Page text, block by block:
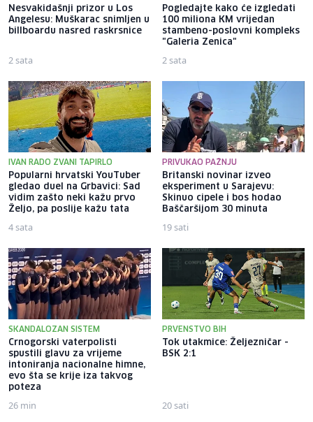
Nesvakidašnji prizor u Los
Angelesu: Muškarac snimljen u
billboardu nasred raskrsnice
2 sata
Pogledajte kako će izgledati
100 miliona KM vrijedan
stambeno-poslovni kompleks
"Galeria Zenica"
2 sata
IVAN RADO ZVANI TAPIRLO
Popularni hrvatski YouTuber
gledao duel na Grbavici: Sad
vidim zašto neki kažu prvo
Željo, pa poslije kažu tata
4 sata
PRIVUKAO PAŽNJU
Britanski novinar izveo
eksperiment u Sarajevu:
Skinuo cipele i bos hodao
Baščaršijom 30 minuta
19 sati
SKANDALOZAN SISTEM
Crnogorski vaterpolisti
spustili glavu za vrijeme
intoniranja nacionalne himne,
evo šta se krije iza takvog
poteza
26 min
PRVENSTVO BIH
Tok utakmice: Željezničar -
BSK 2:1
20 sati